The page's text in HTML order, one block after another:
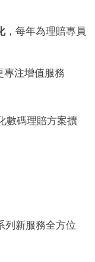
，每年為理賠專員
專注增值服務
數碼理賠方案擴
列新服務全方位